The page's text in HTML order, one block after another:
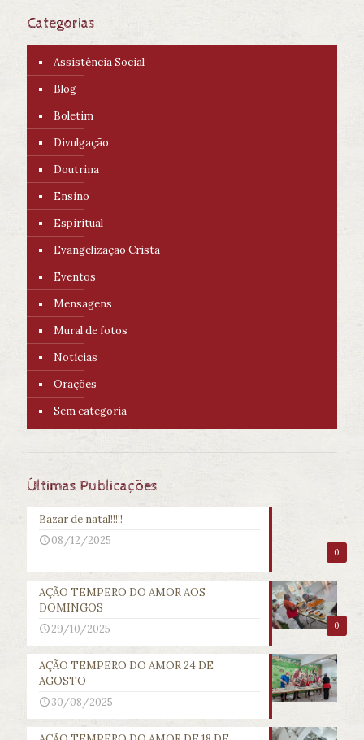
Categorias
Assistência Social
Blog
Boletim
Divulgação
Doutrina
Ensino
Espiritual
Evangelização Cristã
Eventos
Mensagens
Mural de fotos
Notícias
Orações
Sem categoria
Últimas Publicações
0
Bazar de natal!!!!!
08/12/2025
0
AÇÃO TEMPERO DO AMOR AOS
DOMINGOS
29/10/2025
AÇÃO TEMPERO DO AMOR 24 DE
AGOSTO
30/08/2025